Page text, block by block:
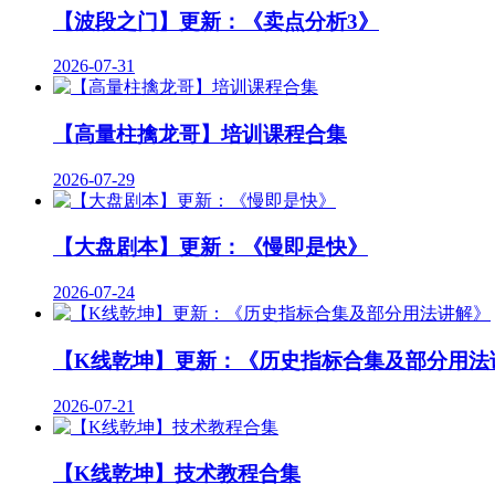
【波段之门】更新：《卖点分析3》
2026-07-31
【高量柱擒龙哥】培训课程合集
2026-07-29
【大盘剧本】更新：《慢即是快》
2026-07-24
【K线乾坤】更新：《历史指标合集及部分用
2026-07-21
【K线乾坤】技术教程合集